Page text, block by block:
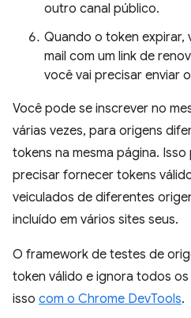
outro canal público.
Quando o token expirar,
mail com um link de
você vai precisar enviar
Você pode se inscrever no
várias vezes, para origens
tokens na mesma página.
precisar fornecer tokens
veiculados de diferentes
incluído em vários sites seus.
O framework de testes de
token válido e ignora todos
isso com o Chrome DevTools.